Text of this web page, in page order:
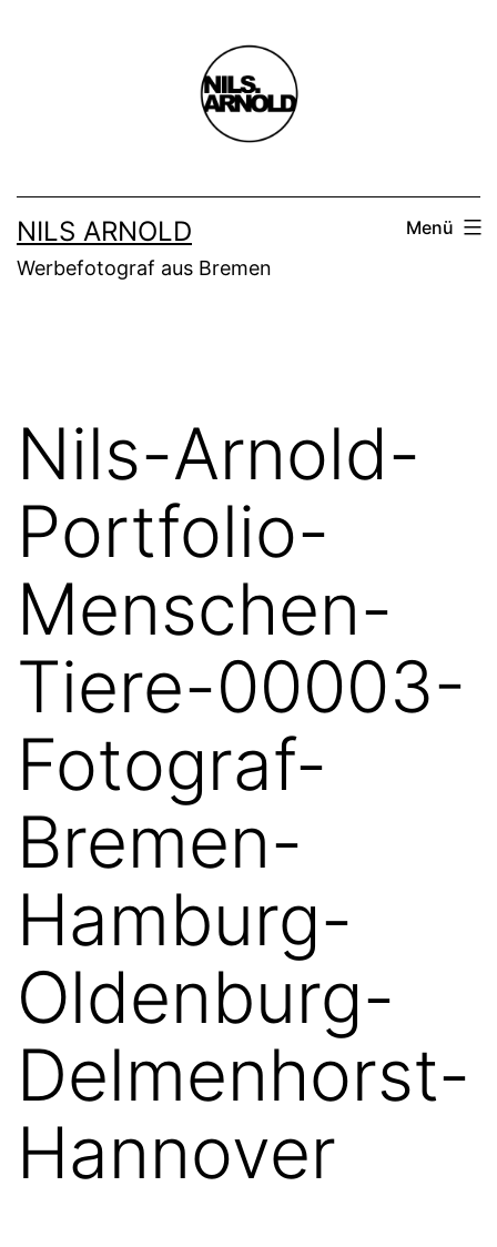
NILS ARNOLD
Werbefotograf aus Bremen
Menü
Nils-Arnold-
Portfolio-
Menschen-
Tiere-00003-
Fotograf-
Bremen-
Hamburg-
Oldenburg-
Delmenhorst-
Hannover